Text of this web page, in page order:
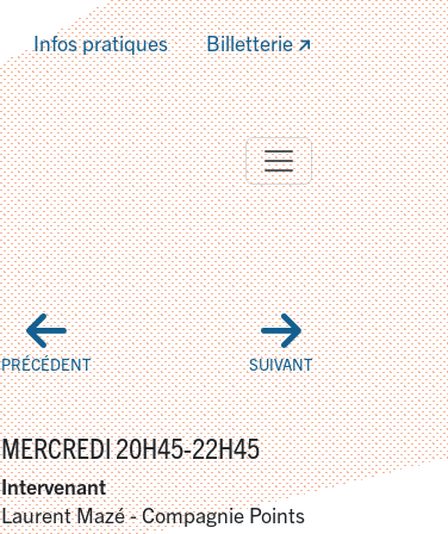
Infos pratiques Billetterie
PRÉCÉDENT SUIVANT
MERCREDI 20H45-22H45
Intervenant
Laurent Mazé - Compagnie Points